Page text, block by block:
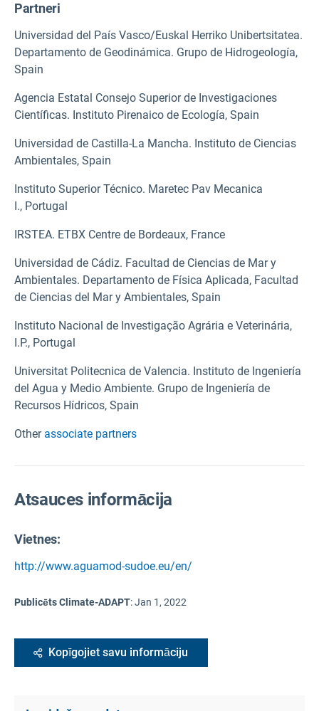
Partneri
Universidad del País Vasco/Euskal Herriko Unibertsitatea.
Departamento de Geodinámica. Grupo de Hidrogeología,
Spain
Agencia Estatal Consejo Superior de Investigaciones
Científicas. Instituto Pirenaico de Ecología, Spain
Universidad de Castilla-La Mancha. Instituto de Ciencias
Ambientales, Spain
Instituto Superior Técnico. Maretec Pav Mecanica
I., Portugal
IRSTEA. ETBX Centre de Bordeaux, France
Universidad de Cádiz. Facultad de Ciencias de Mar y
Ambientales. Departamento de Física Aplicada, Facultad
de Ciencias del Mar y Ambientales, Spain
Instituto Nacional de Investigação Agrária e Veterinária,
I.P., Portugal
Universitat Politecnica de Valencia. Instituto de Ingeniería
del Agua y Medio Ambiente. Grupo de Ingeniería de
Recursos Hídricos, Spain
Other associate partners
Atsauces informācija
Vietnes:
http://www.aguamod-sudoe.eu/en/
Publicēts Climate-ADAPT:Jan 1, 2022
Kopīgojiet savu informāciju